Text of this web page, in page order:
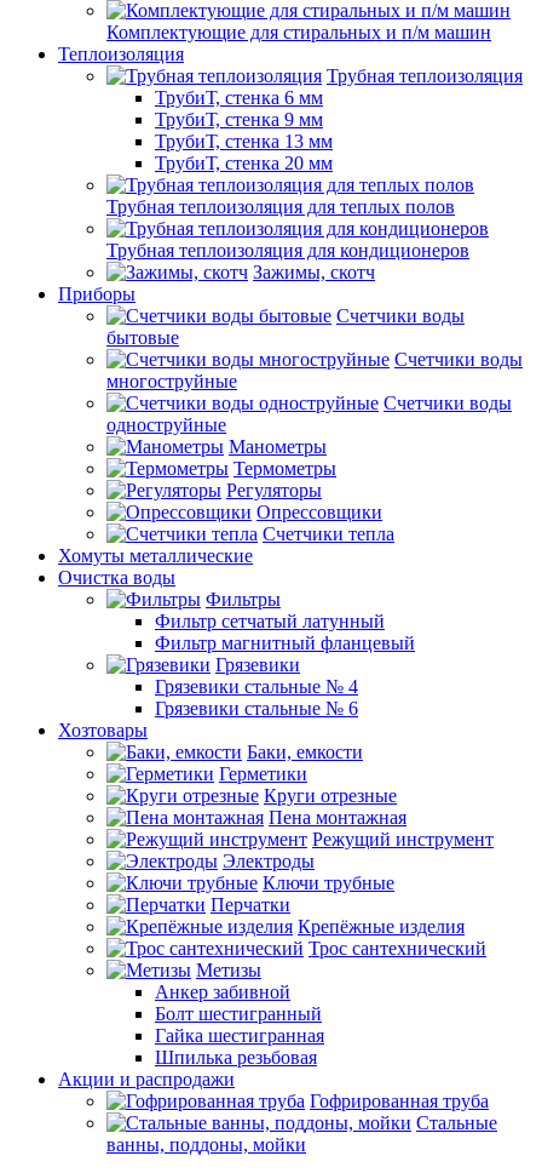
Комплектующие для стиральных и п/м машин
Теплоизоляция
Трубная теплоизоляция
ТрубиТ, стенка 6 мм
ТрубиТ, стенка 9 мм
ТрубиТ, стенка 13 мм
ТрубиТ, стенка 20 мм
Трубная теплоизоляция для теплых полов
Трубная теплоизоляция для кондиционеров
Зажимы, скотч
Приборы
Счетчики воды
бытовые
Счетчики воды
многоструйные
Счетчики воды
одноструйные
Манометры
Термометры
Регуляторы
Опрессовщики
Счетчики тепла
Хомуты металлические
Очистка воды
Фильтры
Фильтр сетчатый латунный
Фильтр магнитный фланцевый
Грязевики
Грязевики стальные № 4
Грязевики стальные № 6
Хозтовары
Баки, емкости
Герметики
Круги отрезные
Пена монтажная
Режущий инструмент
Электроды
Ключи трубные
Перчатки
Крепёжные изделия
Трос сантехнический
Метизы
Анкер забивной
Болт шестигранный
Гайка шестигранная
Шпилька резьбовая
Акции и распродажи
Гофрированная труба
Стальные
ванны, поддоны, мойки